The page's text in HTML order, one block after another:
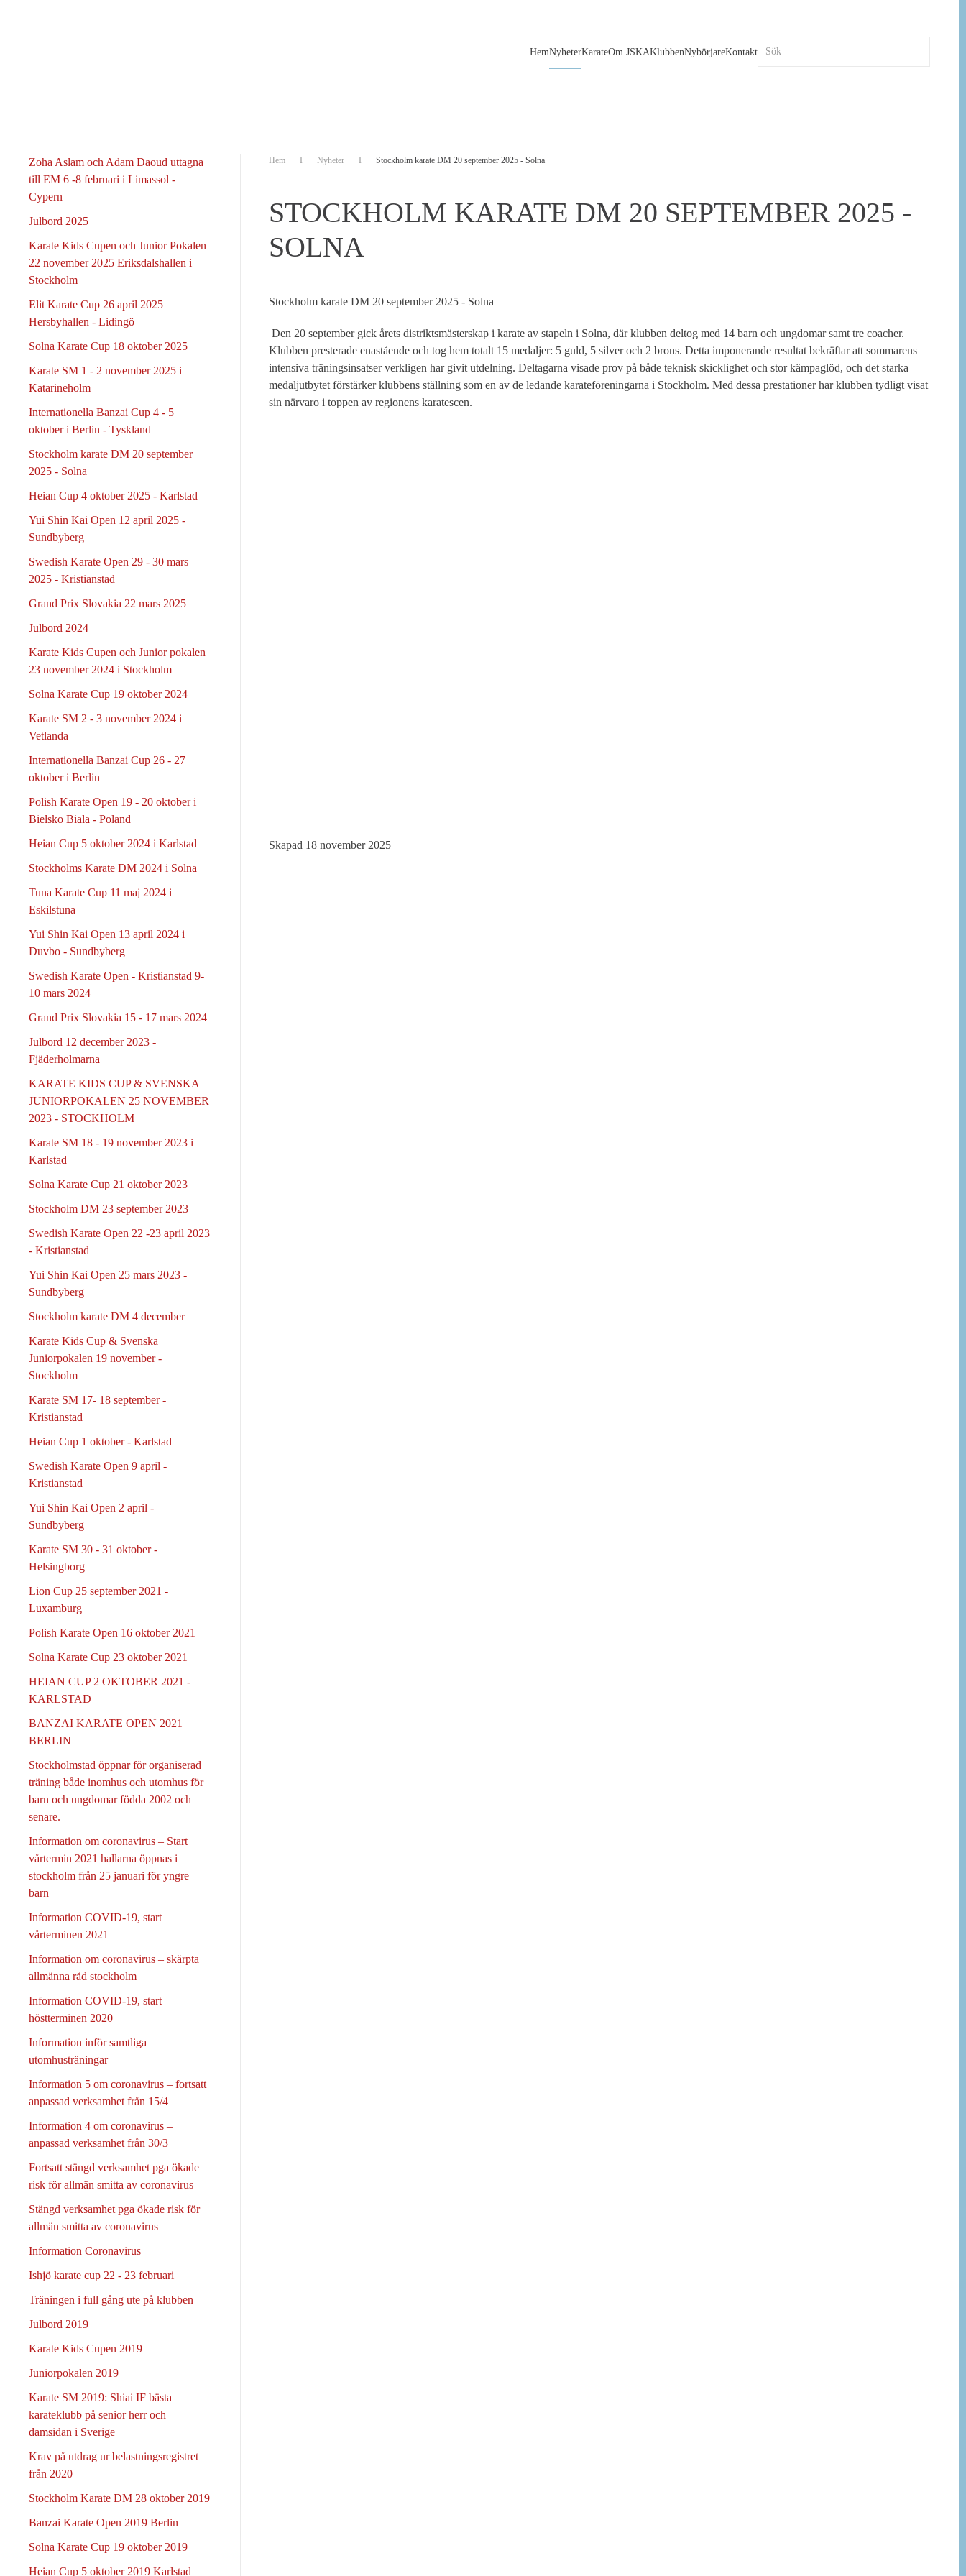
HemNyheterKarateOm JSKAKlubbenNybörjareKontakt
Hem Nyheter Stockholm karate DM 20 september 2025 - Solna
STOCKHOLM KARATE DM 20 SEPTEMBER 2025 -
SOLNA
Stockholm karate DM 20 september 2025 - Solna
Den 20 september gick årets distriktsmästerskap i karate av stapeln i Solna, där klubben deltog med 14 barn och ungdomar samt tre coacher.
Klubben presterade enastående och tog hem totalt 15 medaljer: 5 guld, 5 silver och 2 brons. Detta imponerande resultat bekräftar att sommarens
intensiva träningsinsatser verkligen har givit utdelning. Deltagarna visade prov på både teknisk skicklighet och stor kämpaglöd, och det starka
medaljutbytet förstärker klubbens ställning som en av de ledande karateföreningarna i Stockholm. Med dessa prestationer har klubben tydligt visat
sin närvaro i toppen av regionens karatescen.
Skapad 18 november 2025
Zoha Aslam och Adam Daoud uttagna
till EM 6 -8 februari i Limassol -
Cypern
Julbord 2025
Karate Kids Cupen och Junior Pokalen
22 november 2025 Eriksdalshallen i
Stockholm
Elit Karate Cup 26 april 2025
Hersbyhallen - Lidingö
Solna Karate Cup 18 oktober 2025
Karate SM 1 - 2 november 2025 i
Katarineholm
Internationella Banzai Cup 4 - 5
oktober i Berlin - Tyskland
Stockholm karate DM 20 september
2025 - Solna
Heian Cup 4 oktober 2025 - Karlstad
Yui Shin Kai Open 12 april 2025 -
Sundbyberg
Swedish Karate Open 29 - 30 mars
2025 - Kristianstad
Grand Prix Slovakia 22 mars 2025
Julbord 2024
Karate Kids Cupen och Junior pokalen
23 november 2024 i Stockholm
Solna Karate Cup 19 oktober 2024
Karate SM 2 - 3 november 2024 i
Vetlanda
Internationella Banzai Cup 26 - 27
oktober i Berlin
Polish Karate Open 19 - 20 oktober i
Bielsko Biala - Poland
Heian Cup 5 oktober 2024 i Karlstad
Stockholms Karate DM 2024 i Solna
Tuna Karate Cup 11 maj 2024 i
Eskilstuna
Yui Shin Kai Open 13 april 2024 i
Duvbo - Sundbyberg
Swedish Karate Open - Kristianstad 9-
10 mars 2024
Grand Prix Slovakia 15 - 17 mars 2024
Julbord 12 december 2023 -
Fjäderholmarna
KARATE KIDS CUP & SVENSKA
JUNIORPOKALEN 25 NOVEMBER
2023 - STOCKHOLM
Karate SM 18 - 19 november 2023 i
Karlstad
Solna Karate Cup 21 oktober 2023
Stockholm DM 23 september 2023
Swedish Karate Open 22 -23 april 2023
- Kristianstad
Yui Shin Kai Open 25 mars 2023 -
Sundbyberg
Stockholm karate DM 4 december
Karate Kids Cup & Svenska
Juniorpokalen 19 november -
Stockholm
Karate SM 17- 18 september -
Kristianstad
Heian Cup 1 oktober - Karlstad
Swedish Karate Open 9 april -
Kristianstad
Yui Shin Kai Open 2 april -
Sundbyberg
Karate SM 30 - 31 oktober -
Helsingborg
Lion Cup 25 september 2021 -
Luxamburg
Polish Karate Open 16 oktober 2021
Solna Karate Cup 23 oktober 2021
HEIAN CUP 2 OKTOBER 2021 -
KARLSTAD
BANZAI KARATE OPEN 2021
BERLIN
Stockholmstad öppnar för organiserad
träning både inomhus och utomhus för
barn och ungdomar födda 2002 och
senare.
Information om coronavirus – Start
vårtermin 2021 hallarna öppnas i
stockholm från 25 januari för yngre
barn
Information COVID-19, start
vårterminen 2021
Information om coronavirus – skärpta
allmänna råd stockholm
Information COVID-19, start
höstterminen 2020
Information inför samtliga
utomhusträningar
Information 5 om coronavirus – fortsatt
anpassad verksamhet från 15/4
Information 4 om coronavirus –
anpassad verksamhet från 30/3
Fortsatt stängd verksamhet pga ökade
risk för allmän smitta av coronavirus
Stängd verksamhet pga ökade risk för
allmän smitta av coronavirus
Information Coronavirus
Ishjö karate cup 22 - 23 februari
Träningen i full gång ute på klubben
Julbord 2019
Karate Kids Cupen 2019
Juniorpokalen 2019
Karate SM 2019: Shiai IF bästa
karateklubb på senior herr och
damsidan i Sverige
Krav på utdrag ur belastningsregistret
från 2020
Stockholm Karate DM 28 oktober 2019
Banzai Karate Open 2019 Berlin
Solna Karate Cup 19 oktober 2019
Heian Cup 5 oktober 2019 Karlstad